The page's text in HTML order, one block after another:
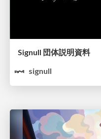
Signull 団体説明資料
signull